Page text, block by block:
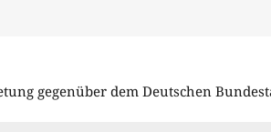
gegenüber dem Deutschen